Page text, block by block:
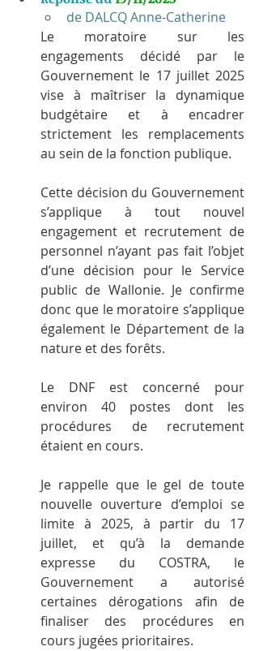
de DALCQ Anne-Catherine
Le moratoire sur les
engagements décidé par le
Gouvernement le 17 juillet 2025
vise à maîtriser la dynamique
budgétaire et à encadrer
strictement les remplacements
au sein de la fonction publique.
Cette décision du Gouvernement
s’applique à tout nouvel
engagement et recrutement de
personnel n’ayant pas fait l’objet
d’une décision pour le Service
public de Wallonie. Je confirme
donc que le moratoire s’applique
également le Département de la
nature et des forêts.
Le DNF est concerné pour
environ 40 postes dont les
procédures de recrutement
étaient en cours.
Je rappelle que le gel de toute
nouvelle ouverture d’emploi se
limite à 2025, à partir du 17
juillet, et qu’à la demande
expresse du COSTRA, le
Gouvernement a autorisé
certaines dérogations afin de
finaliser des procédures en
cours jugées prioritaires.